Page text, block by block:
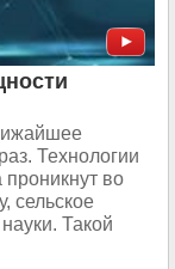
Технологии
проникнут во
сельское
Такой